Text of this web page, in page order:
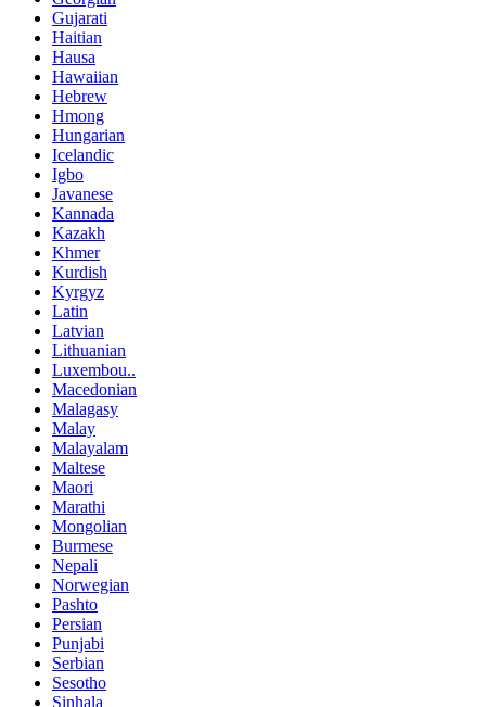
Gujarati
Haitian
Hausa
Hawaiian
Hebrew
Hmong
Hungarian
Icelandic
Igbo
Javanese
Kannada
Kazakh
Khmer
Kurdish
Kyrgyz
Latin
Latvian
Lithuanian
Luxembou..
Macedonian
Malagasy
Malay
Malayalam
Maltese
Maori
Marathi
Mongolian
Burmese
Nepali
Norwegian
Pashto
Persian
Punjabi
Serbian
Sesotho
Sinhala